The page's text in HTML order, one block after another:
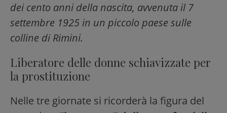
dei cento anni della nascita, avvenuta il 7
settembre 1925 in un piccolo paese sulle
colline di Rimini.
Liberatore delle donne schiavizzate per
la prostituzione
Nelle tre giornate si ricorderà la figura del